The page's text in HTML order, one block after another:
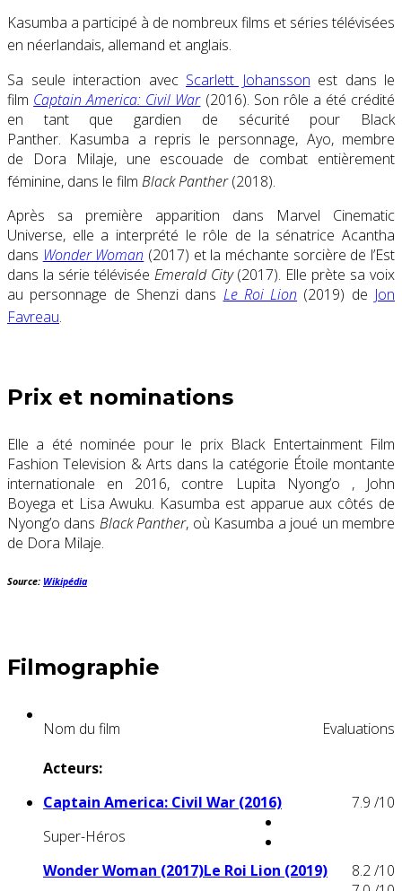
Kasumba a participé à de nombreux films et séries télévisées
en néerlandais, allemand et anglais.
Sa seule interaction avec Scarlett Johansson est dans le
film Captain America: Civil War(2016). Son rôle a été crédité
en tant que gardien de sécurité pour Black
Panther. Kasumba a repris le personnage, Ayo, membre
de Dora Milaje, une escouade de combat entièrement
féminine, dans le film Black Panther(2018).
Après sa première apparition dans Marvel Cinematic
Universe, elle a interprété le rôle de la sénatrice Acantha
dans Wonder Woman (2017) et la méchante sorcière de l’Est
dans la série télévisée Emerald City(2017). Elle prète sa voix
au personnage de Shenzi dans Le Roi Lion (2019) de Jon
Favreau.
Prix ​​et nominations
Elle a été nominée pour le prix Black Entertainment Film
Fashion Television & Arts dans la catégorie Étoile montante
internationale en 2016, contre Lupita Nyong’o , John
Boyega et Lisa Awuku. Kasumba est apparue aux côtés de
Nyong’o dans Black Panther, où Kasumba a joué un membre
de Dora Milaje.
Source: Wikipédia
Filmographie
Nom du film
Evaluations
Acteurs:
Captain America: Civil War (2016)
Super-Héros
7.9 /10
Wonder Woman (2017)
8.2/10
Le Roi Lion (2019)